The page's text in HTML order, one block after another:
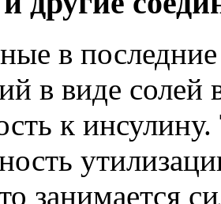
в
в виде
к
занимается